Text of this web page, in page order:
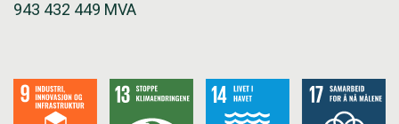
943 432 449 MVA